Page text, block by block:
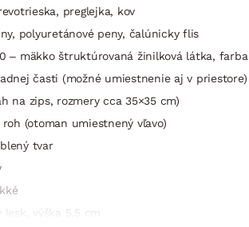
preglejka, kov
polyuretánové peny, čalúnicky flis
– mäkko štruktúrovaná žinilková látka,
časti (možné umiestnenie aj v priestore)
na zips, rozmery cca 35×35 cm)
(otoman umiestnený vľavo)
tvar
výška 5,5 cm